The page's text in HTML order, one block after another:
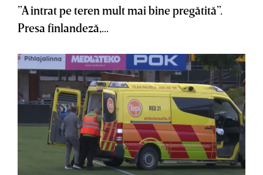
”A intrat pe teren mult mai bine pregătită”.
Presa finlandeză,...